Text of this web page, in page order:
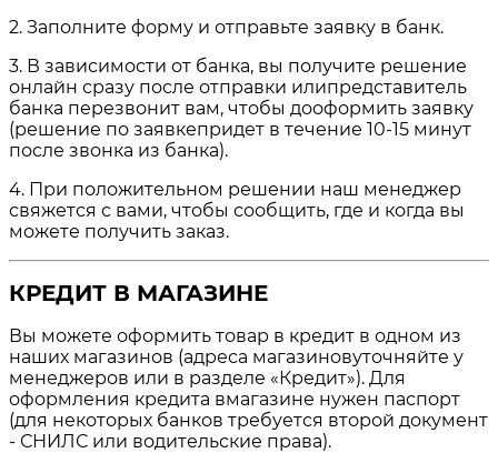
2. Заполните форму и отправьте заявку в банк.
3. В зависимости от банка, вы получите решение
онлайн сразу после отправки илипредставитель
банка перезвонит вам, чтобы дооформить заявку
(решение по заявкепридет в течение 10-15 минут
после звонка из банка).
4. При положительном решении наш менеджер
свяжется с вами, чтобы сообщить, где и когда вы
можете получить заказ.
КРЕДИТ В МАГАЗИНЕ
Вы можете оформить товар в кредит в одном из
наших магазинов (адреса магазиновуточняйте у
менеджеров или в разделе «Кредит»). Для
оформления кредита вмагазине нужен паспорт
(для некоторых банков требуется второй документ
- СНИЛС или водительские права).